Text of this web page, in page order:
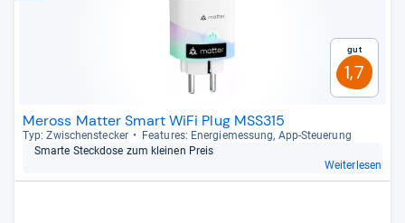
Gut
1,7
Meross Matter Smart WiFi Plug MSS315
Typ: Zwi­schen­ste­cker
Fea­tu­res: Ener­gie­mes­sung, App-​Steue­rung
Smarte Steck­dose zum klei­nen Preis
Weiterlesen